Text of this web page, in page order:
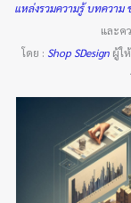
แหล่งรวมความรู้ บทความ
และค
โดย : Shop SDesign ผู้ใ